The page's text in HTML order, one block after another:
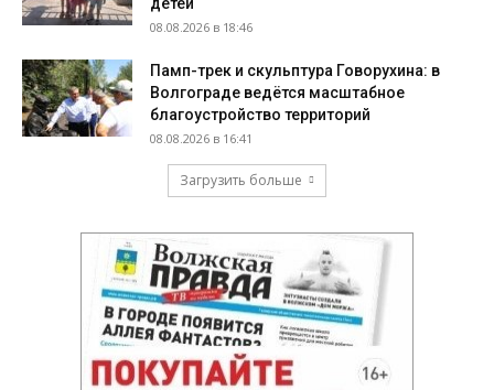
08.08.2026 в 18:46
Памп-трек и скульптура Говорухина: в
Волгограде ведётся масштабное
благоустройство территорий
08.08.2026 в 16:41
Загрузить больше